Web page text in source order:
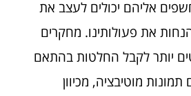
אליהם יכולים לעצב את
את פעולותינו. מחקרים
יותר לקבל החלטות בהתאם
מוטיבציה, מכיוון